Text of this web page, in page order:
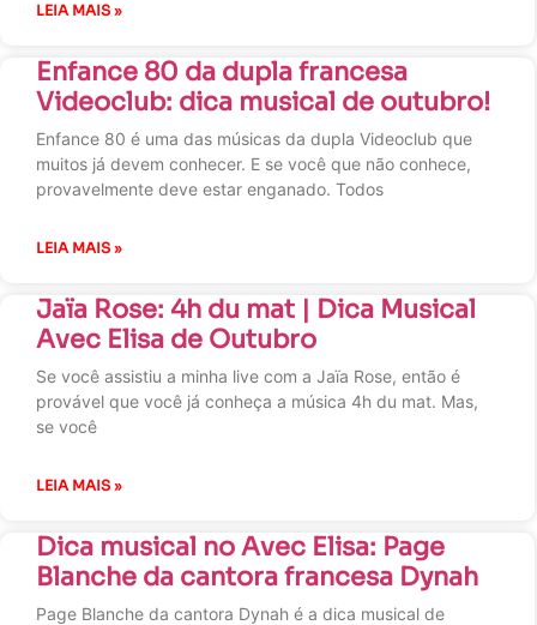
LEIA MAIS »
Enfance 80 da dupla francesa
Videoclub: dica musical de outubro!
Enfance 80 é uma das músicas da dupla Videoclub que
muitos já devem conhecer. E se você que não conhece,
provavelmente deve estar enganado. Todos
LEIA MAIS »
Jaïa Rose: 4h du mat | Dica Musical
Avec Elisa de Outubro
Se você assistiu a minha live com a Jaïa Rose, então é
provável que você já conheça a música 4h du mat. Mas,
se você
LEIA MAIS »
Dica musical no Avec Elisa: Page
Blanche da cantora francesa Dynah
Page Blanche da cantora Dynah é a dica musical de